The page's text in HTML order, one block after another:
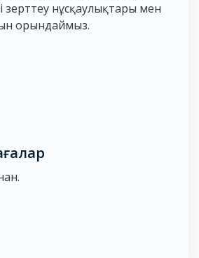
зерттеу нұсқаулықтары мен
орындаймыз.